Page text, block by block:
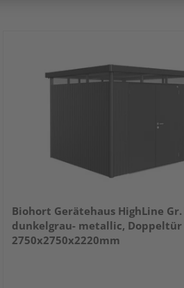
Biohort Gerätehaus HighLine Gr.
dunkelgrau- metallic, Doppeltür
2750x2750x2220mm